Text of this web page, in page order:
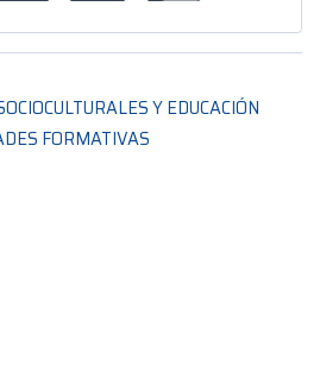
Y EDUCACIÓN
FORMATIVAS